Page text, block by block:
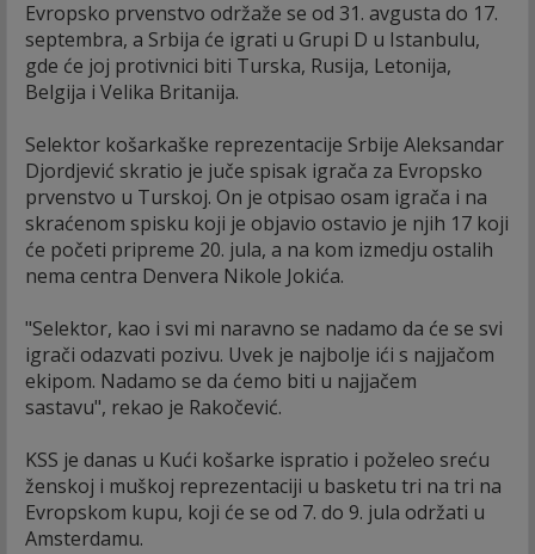
Evropsko prvenstvo održaže se od 31. avgusta do 17.
septembra, a Srbija će igrati u Grupi D u Istanbulu,
gde će joj protivnici biti Turska, Rusija, Letonija,
Belgija i Velika Britanija.
Selektor košarkaške reprezentacije Srbije Aleksandar
Djordjević skratio je juče spisak igrača za Evropsko
prvenstvo u Turskoj. On je otpisao osam igrača i na
skraćenom spisku koji je objavio ostavio je njih 17 koji
će početi pripreme 20. jula, a na kom izmedju ostalih
nema centra Denvera Nikole Jokića.
"Selektor, kao i svi mi naravno se nadamo da će se svi
igrači odazvati pozivu. Uvek je najbolje ići s najjačom
ekipom. Nadamo se da ćemo biti u najjačem
sastavu", rekao je Rakočević.
KSS je danas u Kući košarke ispratio i poželeo sreću
ženskoj i muškoj reprezentaciji u basketu tri na tri na
Evropskom kupu, koji će se od 7. do 9. jula održati u
Amsterdamu.